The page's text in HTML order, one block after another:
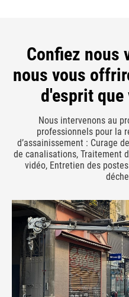
Confiez nous
nous vous
d'esprit
Nous intervenons au
professionnels pour la
d’assainissement : Curage
de canalisations, Traitement
vidéo, Entretien des